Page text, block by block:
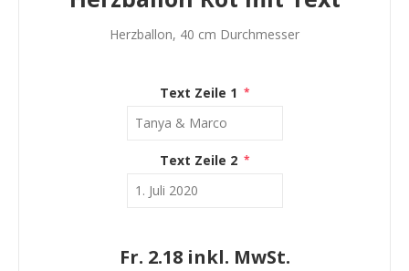
Herzballon, 40 cm Durchmesser
Text Zeile 1 *
Text Zeile 2 *
Fr. 2.18 inkl. MwSt.